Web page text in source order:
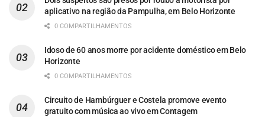
aplicativo na região da Pampulha, em Belo Horizonte
0 COMPARTILHAMENTOS
Idoso de 60 anos morre por acidente doméstico em Belo
Horizonte
0 COMPARTILHAMENTOS
Circuito de Hambúrguer e Costela promove evento
gratuito com música ao vivo em Contagem